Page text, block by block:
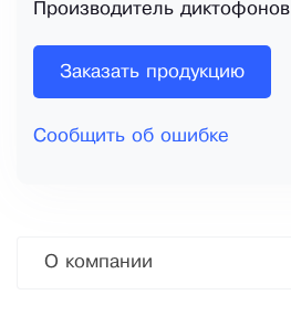
Производитель диктофонов
Заказать продукцию
Сообщить об ошибке
О компании